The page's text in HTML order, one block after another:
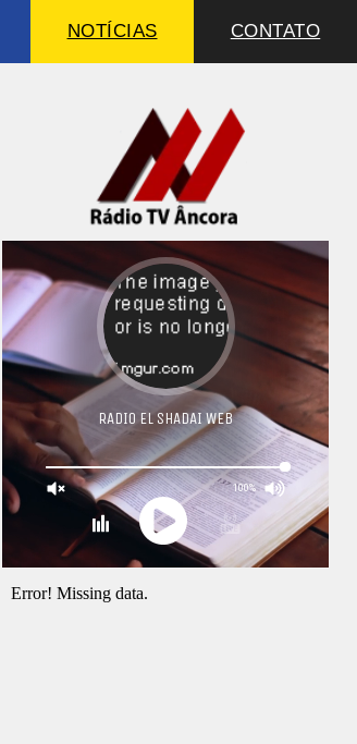
NOTÍCIAS CONTATO